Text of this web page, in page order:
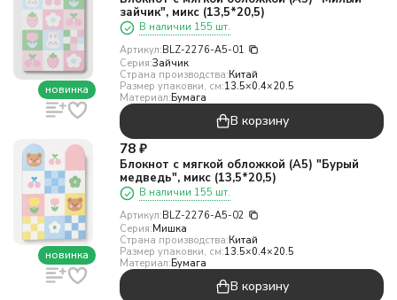
новинка
зайчик", микс (13,5*20,5)
В наличии 155 шт.
Артикул:BLZ-2276-A5-01
Серия:Зайчик
Страна производства:Китай
Размер упаковки, см:13.5×0.4×20.5
Материал:Бумага
В корзину
новинка
78 ₽
Блокнот с мягкой обложкой (А5) "Бурый
медведь", микс (13,5*20,5)
В наличии 155 шт.
Артикул:BLZ-2276-A5-02
Серия:Мишка
Страна производства:Китай
Размер упаковки, см:13.5×0.4×20.5
Материал:Бумага
В корзину